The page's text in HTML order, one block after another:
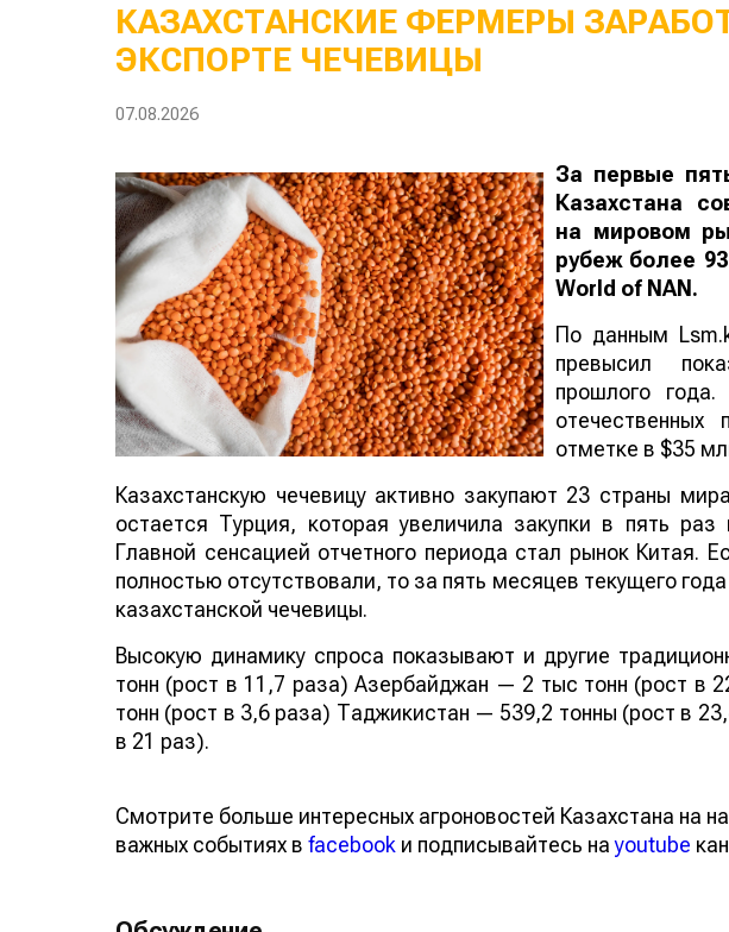
КАЗАХСТАНСКИЕ ФЕРМЕРЫ
ЭКСПОРТЕ ЧЕЧЕВИЦЫ
07.08.2026
За первые
Казахстана
на мировом
рубеж более
World of NAN.
По данным
превысил
прошлого
отечественных
отметке в $35
Казахстанскую чечевицу активно закупают 23 страны
остается Турция, которая увеличила закупки в пять
Главной сенсацией отчетного периода стал рынок Китая.
полностью отсутствовали, то за пять месяцев текущего
казахстанской чечевицы.
Высокую динамику спроса показывают и другие
тонн (рост в 11,7 раза) Азербайджан — 2 тыс тонн (рост в
тонн (рост в 3,6 раза) Таджикистан — 539,2 тонны (рост в
в 21 раз).
Смотрите больше интересных агроновостей Казахстана на
важных событиях в facebook и подписывайтесь наyoutube